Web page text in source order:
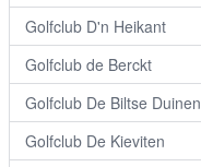
Golfclub D'n Heikant
Golfclub de Berckt
Golfclub De Biltse Duinen
Golfclub De Kieviten